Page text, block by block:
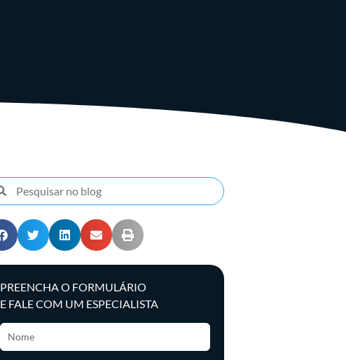
PREENCHA O FORMULÁRIO
E FALE COM UM ESPECIALISTA